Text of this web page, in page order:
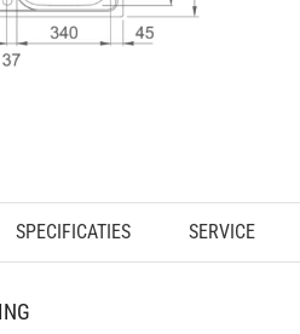
SPECIFICATIES SERVICE